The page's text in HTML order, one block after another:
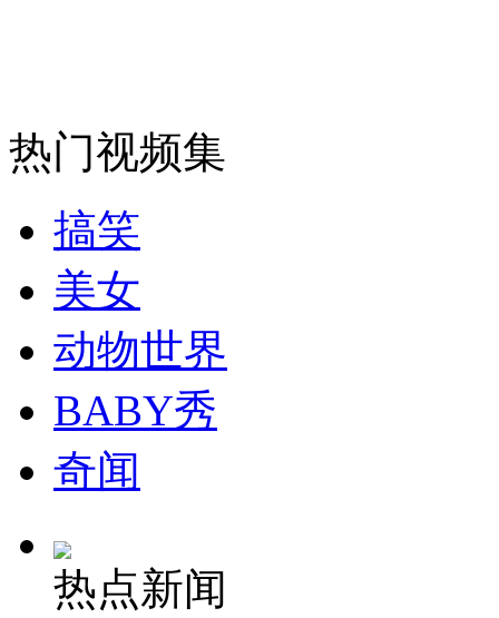
走！跟着总书记去植树
花炮节热闹非凡
司机酒驾遇交警 急速倒车逃窜
热门视频集
搞笑
美女
动物世界
BABY秀
奇闻
热点新闻